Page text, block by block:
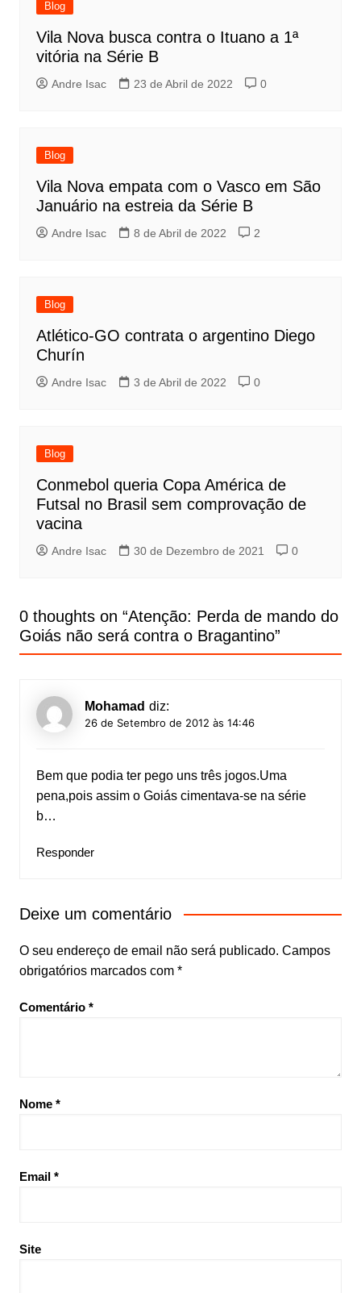
Blog
Vila Nova busca contra o Ituano a 1ª
vitória na Série B
Andre Isac 23 de Abril de 2022 0
Blog
Vila Nova empata com o Vasco em São
Januário na estreia da Série B
Andre Isac 8 de Abril de 2022 2
Blog
Atlético-GO contrata o argentino Diego
Churín
Andre Isac 3 de Abril de 2022 0
Blog
Conmebol queria Copa América de
Futsal no Brasil sem comprovação de
vacina
Andre Isac 30 de Dezembro de 2021 0
0 thoughts on “Atenção: Perda de mando do
Goiás não será contra o Bragantino”
Mohamad diz:
26 de Setembro de 2012 às 14:46
Bem que podia ter pego uns três jogos.Uma
pena,pois assim o Goiás cimentava-se na série
b…
Responder
Deixe um comentário
O seu endereço de email não será publicado. Campos
obrigatórios marcados com *
Comentário *
Nome *
Email *
Site